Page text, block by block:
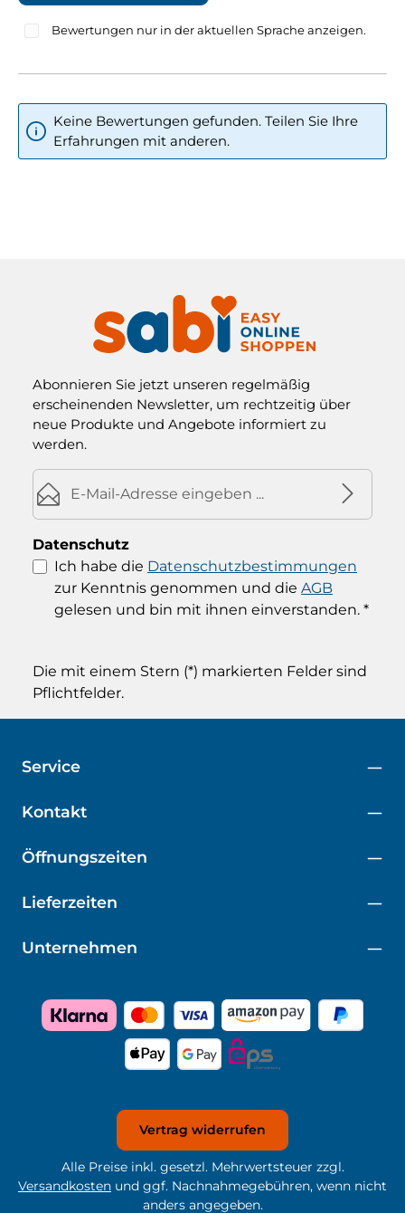
Bewertungen nur in der aktuellen Sprache anzeigen.
Keine Bewertungen gefunden. Teilen Sie Ihre
Erfahrungen mit anderen.
Abonnieren Sie jetzt unseren regelmäßig
erscheinenden Newsletter, um rechtzeitig über
neue Produkte und Angebote informiert zu
werden.
E-Mail-Adresse*
Datenschutz
Ich habe die Datenschutzbestimmungen
zur Kenntnis genommen und die AGB
gelesen und bin mit ihnen einverstanden. *
Die mit einem Stern (*) markierten Felder sind
Pflichtfelder.
Kontakt
Öffnungszeiten
Service
Unternehmen
Lieferzeiten
Vertrag widerrufen
Alle Preise inkl. gesetzl. Mehrwertsteuer zzgl.
Versandkosten und ggf. Nachnahmegebühren, wenn nicht
anders angegeben.